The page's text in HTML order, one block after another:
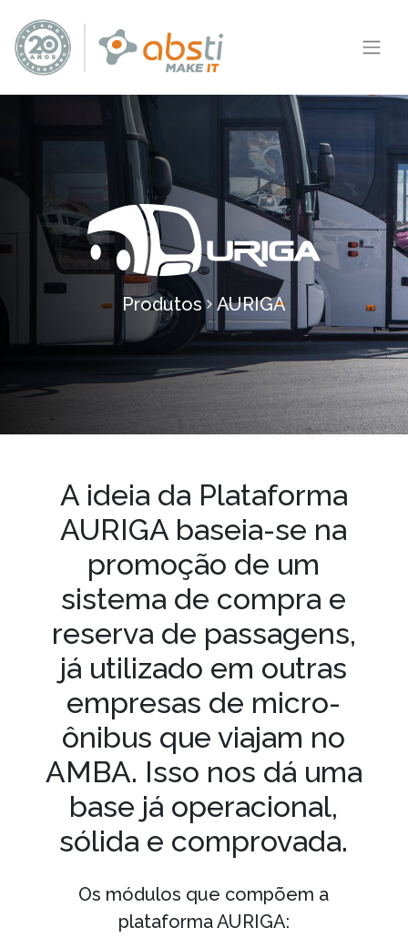
Produtos AURIGA
A ideia da Plataforma
AURIGA baseia-se na
promoção de um
sistema de compra e
reserva de passagens,
já utilizado em outras
empresas de micro-
ônibus que viajam no
AMBA. Isso nos dá uma
base já operacional,
sólida e comprovada.
Os módulos que compõem a
plataforma AURIGA: